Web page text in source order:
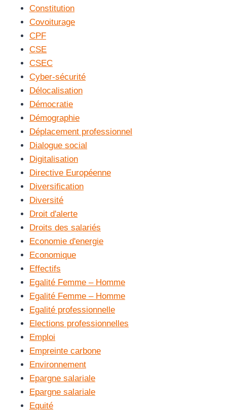
Constitution
Covoiturage
CPF
CSE
CSEC
Cyber-sécurité
Délocalisation
Démocratie
Démographie
Déplacement professionnel
Dialogue social
Digitalisation
Directive Européenne
Diversification
Diversité
Droit d'alerte
Droits des salariés
Economie d'energie
Economique
Effectifs
Egalité Femme – Homme
Egalité Femme – Homme
Egalité professionnelle
Elections professionnelles
Emploi
Empreinte carbone
Environnement
Epargne salariale
Epargne salariale
Equité